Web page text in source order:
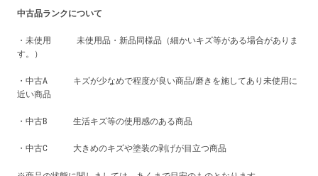
中古品ランクについて
・未使用 未使用品・新品同様品（細かいキズ等がある場合がありま
す。）
・中古A キズが少なめで程度が良い商品/磨きを施してあり未使用に
近い商品
・中古B 生活キズ等の使用感のある商品
・中古C 大きめのキズや塗装の剥げが目立つ商品